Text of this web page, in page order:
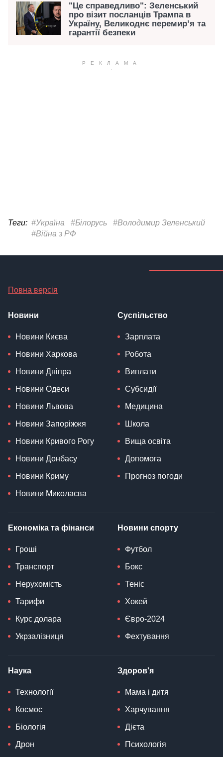
"Це справедливо": Зеленський
про візит посланців Трампа в
Україну, Великоднє перемирʼя та
гарантії безпеки
Теги: #Україна #Білорусь
#Володимир Зеленський
#Війна з РФ
Повна версія
Новини
Новини Києва
Новини Харкова
Новини Дніпра
Новини Одеси
Новини Львова
Новини Запоріжжя
Новини Кривого Рогу
Новини Донбасу
Новини Криму
Новини Миколаєва
Суспільство
Зарплата
Робота
Виплати
Субсидії
Медицина
Школа
Вища освіта
Допомога
Прогноз погоди
Економіка та фінанси
Гроші
Транспорт
Нерухомість
Тарифи
Курс долара
Укрзалізниця
Новини спорту
Футбол
Бокс
Теніс
Хокей
Євро-2024
Фехтування
Наука
Технології
Космос
Біологія
Дрон
Здоров'я
Мама і дитя
Харчування
Дієта
Психологія